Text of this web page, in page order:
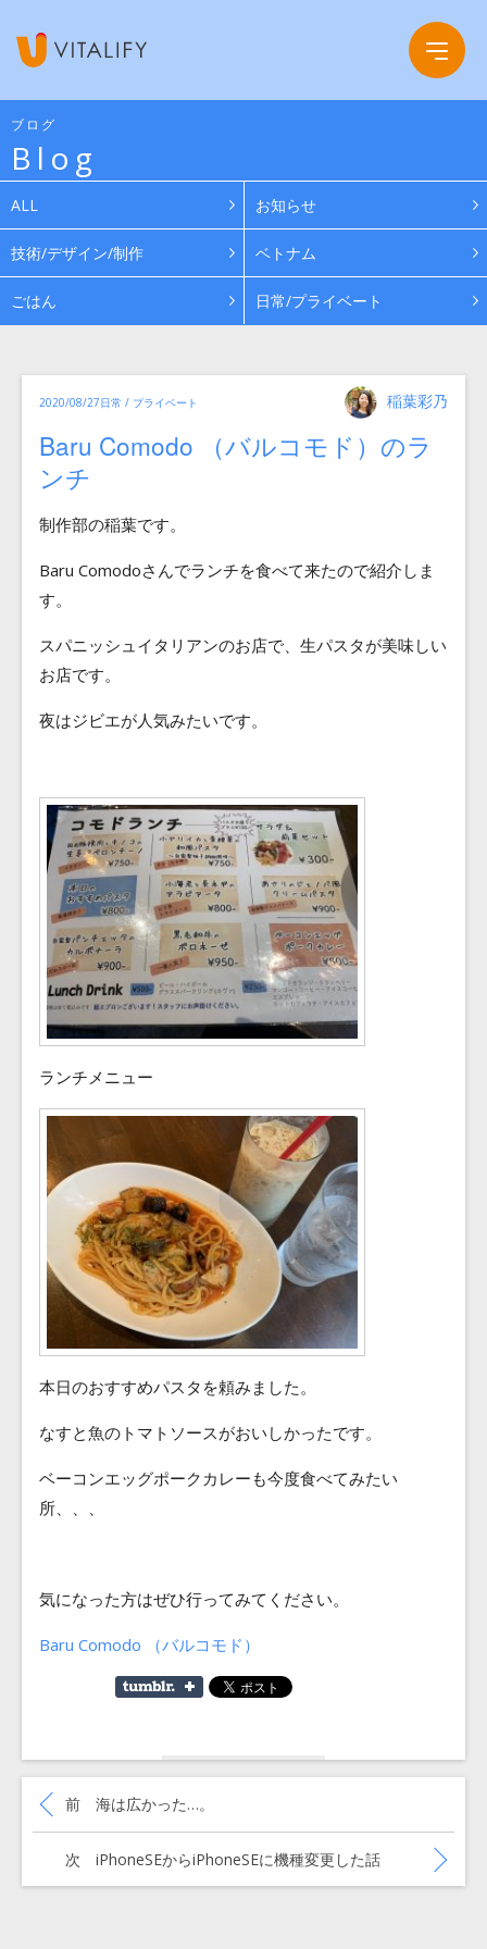
Company
会社概要
グループ会社
Service
Work
News
Recruit
Contact
ブログ
Blog
ALL お知らせ
技術/デザイン/制作 ベトナム
ごはん 日常/プライベート
投
稿
稲葉彩乃
投
日:
2020/08/27カ
テ
ー
日常 / プライベート
Baru Comodo （バルコモド）のラ
ンチ
制作部の稲葉です。
Baru Comodoさんでランチを食べて来たので紹介しま
す。
スパニッシュイタリアンのお店で、生パスタが美味しい
お店です。
夜はジビエが人気みたいです。
ランチメニュー
本日のおすすめパスタを頼みました。
なすと魚のトマトソースがおいしかったです。
ベーコンエッグポークカレーも今度食べてみたい
所、、、
気になった方はぜひ行ってみてください。
Baru Comodo （バルコモド）
投
ビ
ョ
前 過去の投稿:
海は広かった…。
次 次の投稿:
iPhoneSEからiPhoneSEに機種変更した話